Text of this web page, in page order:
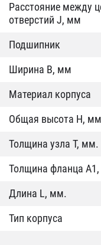
Расстояние между
отверстий J, мм
Подшипник
Ширина B, мм
Материал корпуса
Общая высота H, мм
Толщина узла T, мм.
Толщина фланца
Длина L, мм.
Тип корпуса